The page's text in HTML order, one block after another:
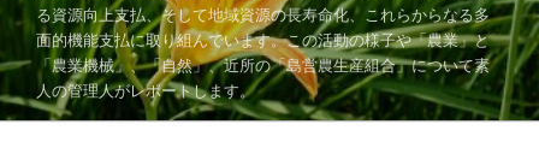
る資源向上支払、そして地域資源の長寿命化、これらからなる多
面的機能支払に取り組んでいます。この活動の様子や「農業」と
「農業機械」、「自然」、近所の「島営農生産組合」について素
人の管理人がレポートします。